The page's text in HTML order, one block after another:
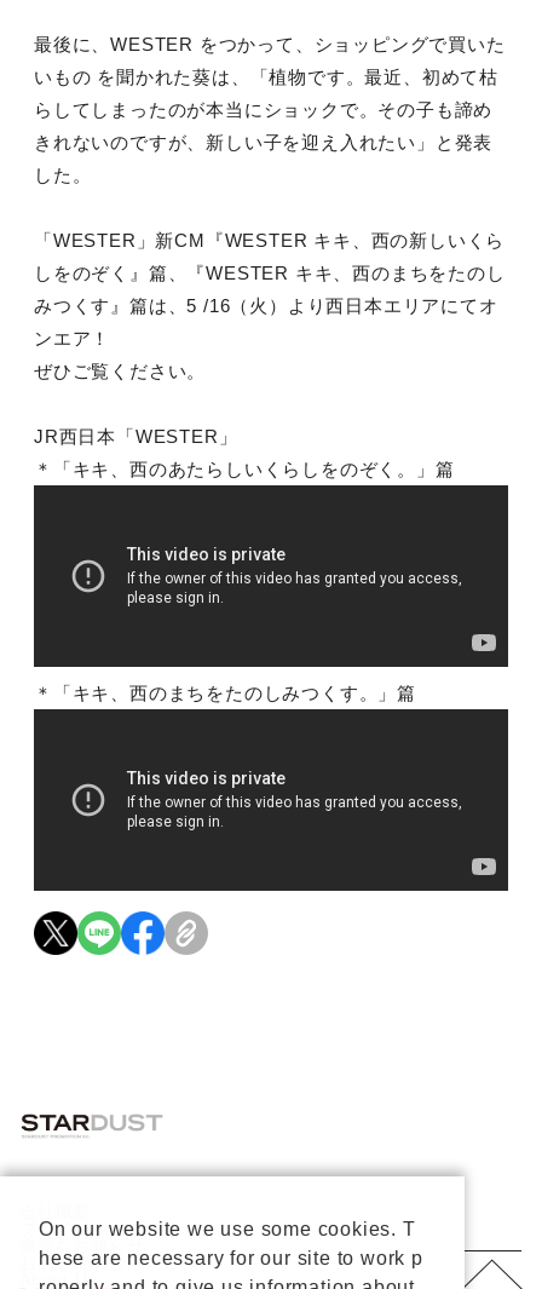
最後に、WESTER をつかって、ショッピングで買いた
いもの を聞かれた葵は、「植物です。最近、 初めて枯
らしてしまったのが本当にショックで。 その子も諦め
きれないのですが、新しい子を迎え入れたい」
と発表
した。
「WESTER」新CM『WESTER キキ、西の新しいくら
しをのぞく』篇、『WESTER キキ、西のまちをたのし
みつくす』篇は、5 /16（火）より西日本エリアにてオ
ンエア！
ぜひご覧ください。
JR西日本「WESTER」
＊「キキ、西のあたらしいくらしをのぞく。」篇
＊「キキ、西のまちをたのしみつくす。」篇
プライバシーポリシー
お問い合わせ
About Us
On our website we use some cookies. T
hese are necessary for our site to work p